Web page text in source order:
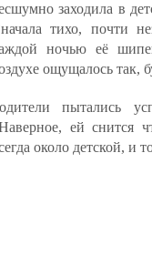
заходила в
тихо, почти
ночью её
ощущалось так,
пытались
ей снится
около детской, и